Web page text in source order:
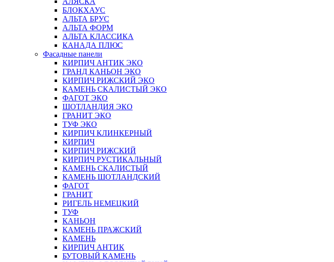
БЛОКХАУС
АЛЬТА БРУС
АЛЬТА ФОРМ
АЛЬТА КЛАССИКА
КАНАДА ПЛЮС
Фасадные панели
КИРПИЧ АНТИК ЭКО
ГРАНД КАНЬОН ЭКО
КИРПИЧ РИЖСКИЙ ЭКО
КАМЕНЬ СКАЛИСТЫЙ ЭКО
ФАГОТ ЭКО
ШОТЛАНДИЯ ЭКО
ГРАНИТ ЭКО
ТУФ ЭКО
КИРПИЧ КЛИНКЕРНЫЙ
КИРПИЧ
КИРПИЧ РИЖСКИЙ
КИРПИЧ РУСТИКАЛЬНЫЙ
КАМЕНЬ СКАЛИСТЫЙ
КАМЕНЬ ШОТЛАНДСКИЙ
ФАГОТ
ГРАНИТ
РИГЕЛЬ НЕМЕЦКИЙ
ТУФ
КАНЬОН
КАМЕНЬ ПРАЖСКИЙ
КАМЕНЬ
КИРПИЧ АНТИК
БУТОВЫЙ КАМЕНЬ